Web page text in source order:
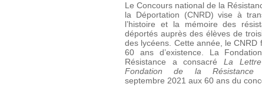
Le Concours national de la
la Déportation (CNRD) vise à
l’histoire et la mémoire des
déportés auprès des élèves de
des lycéens. Cette année, le CNRD
60 ans d’existence. La
Résistance a consacré La
Fondation de la Résistance
septembre 2021 aux 60 ans du